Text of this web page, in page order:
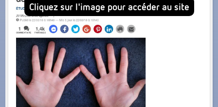
Cliquez sur l'image pour accéder au site